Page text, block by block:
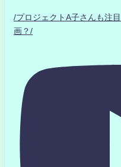
/プロジェクトA子さんも
画？/